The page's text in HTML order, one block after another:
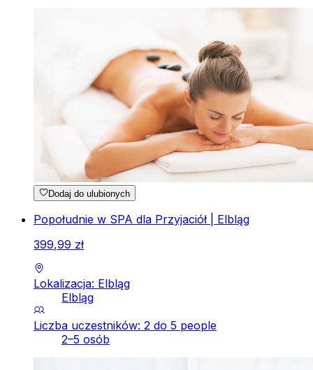
Dodaj do ulubionych
Popołudnie w SPA dla Przyjaciół | Elbląg
399,99 zł
Lokalizacja: Elbląg
Elbląg
Liczba uczestników: 2 do 5 people
2–5 osób